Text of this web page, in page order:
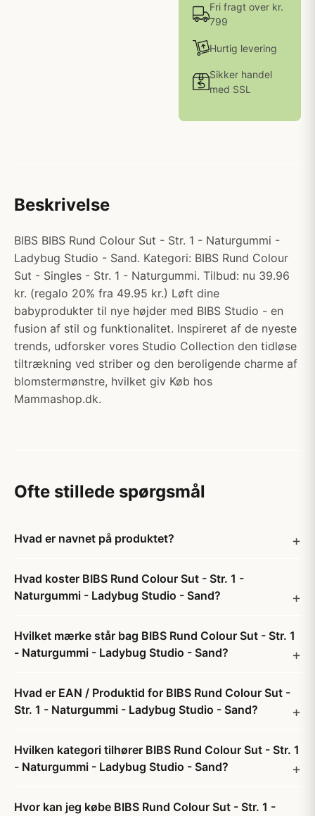
Fri fragt over kr.
799
Hurtig levering
Sikker handel
med SSL
Beskrivelse
BIBS BIBS Rund Colour Sut - Str. 1 - Naturgummi -
Ladybug Studio - Sand. Kategori: BIBS Rund Colour
Sut - Singles - Str. 1 - Naturgummi. Tilbud: nu 39.96
kr. (regalo 20% fra 49.95 kr.) Løft dine
babyprodukter til nye højder med BIBS Studio - en
fusion af stil og funktionalitet. Inspireret af de nyeste
trends, udforsker vores Studio Collection den tidløse
tiltrækning ved striber og den beroligende charme af
blomstermønstre, hvilket giv Køb hos
Mammashop.dk.
Ofte stillede spørgsmål
Hvad er navnet på produktet?
Hvad koster BIBS Rund Colour Sut - Str. 1 -
Naturgummi - Ladybug Studio - Sand?
Hvilket mærke står bag BIBS Rund Colour Sut - Str. 1
- Naturgummi - Ladybug Studio - Sand?
Hvad er EAN / Produktid for BIBS Rund Colour Sut -
Str. 1 - Naturgummi - Ladybug Studio - Sand?
Hvilken kategori tilhører BIBS Rund Colour Sut - Str. 1
- Naturgummi - Ladybug Studio - Sand?
Hvor kan jeg købe BIBS Rund Colour Sut - Str. 1 -